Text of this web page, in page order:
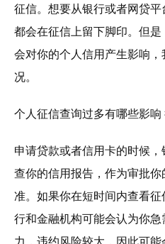
征信。想要从银行或者网贷
都会在征信上留下脚印。但
会对你的个人信用产生影响
况。
个人征信查询过多有哪些影
申请贷款或者信用卡的时候
查你的信用报告，作为审批
准。如果你在短时间内查看
行和金融机构可能会认为你